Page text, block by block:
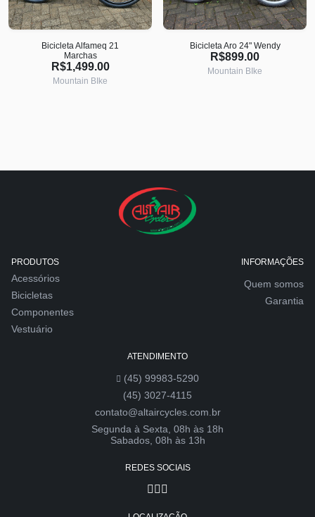
Bicicleta Alfameq 21
Marchas
R$1,499.00
Mountain BIke
Bicicleta Aro 24" Wendy
R$899.00
Mountain BIke
PRODUTOS
Acessórios
Bicicletas
Componentes
Vestuário
INFORMAÇÕES
Quem somos
Garantia
ATENDIMENTO
(45) 99983-5290
(45) 3027-4115
contato@altaircycles.com.br
Segunda à Sexta, 08h às 18h
Sabados, 08h às 13h
REDES SOCIAIS